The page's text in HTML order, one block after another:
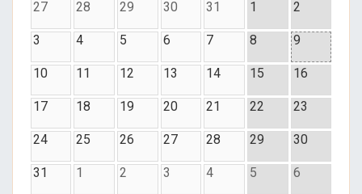
27 28 29 30 31 1 2
3 4 5 6 7 8 9
10 11 12 13 14 15 16
17 18 19 20 21 22 23
24 25 26 27 28 29 30
31 1 2 3 4 5 6